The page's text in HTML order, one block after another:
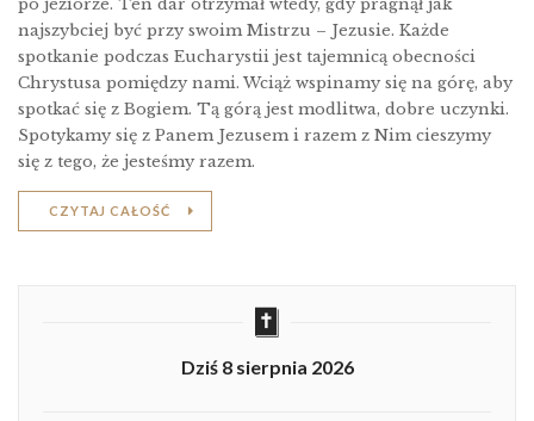
po jeziorze. Ten dar otrzymał wtedy, gdy pragnął jak
najszybciej być przy swoim Mistrzu – Jezusie. Każde
spotkanie podczas Eucharystii jest tajemnicą obecności
Chrystusa pomiędzy nami. Wciąż wspinamy się na górę, aby
spotkać się z Bogiem. Tą górą jest modlitwa, dobre uczynki.
Spotykamy się z Panem Jezusem i razem z Nim cieszymy
się z tego, że jesteśmy razem.
CZYTAJ CAŁOŚĆ
Dziś 8 sierpnia 2026